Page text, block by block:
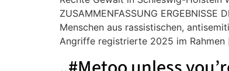
ZUSAMMENFASSUNG
Menschen aus rassistischen,
Angriffe registrierte 2025 im